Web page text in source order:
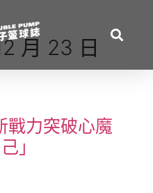
月 23 日
戰力突破心魔
」